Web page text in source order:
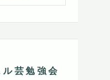
芸勉強会